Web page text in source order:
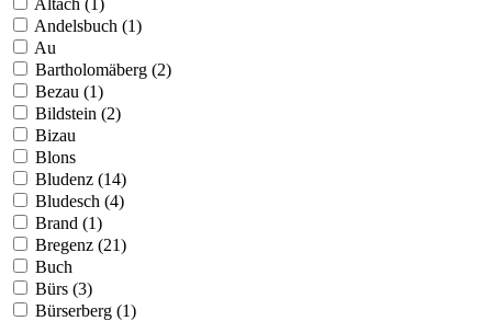
Andelsbuch (1)
Au
Bartholomäberg (2)
Bezau (1)
Bildstein (2)
Bizau
Blons
Bludenz (14)
Bludesch (4)
Brand (1)
Bregenz (21)
Buch
Bürs (3)
Bürserberg (1)